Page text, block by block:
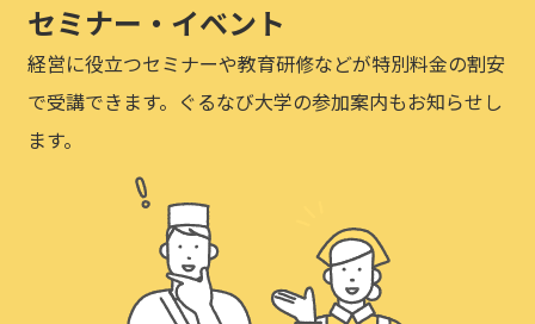
セミナー・イベント
経営に役立つセミナーや教育研修などが特別料金の割安
で受講できます。ぐるなび大学の参加案内もお知らせし
ます。